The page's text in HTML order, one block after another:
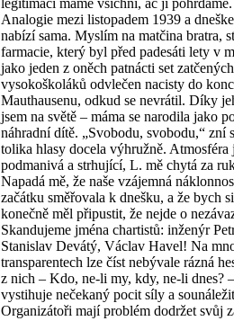
Analogie mezi listopadem 1939 a
nabízí sama. Myslím na matčina bratra,
farmacie, který byl před padesáti lety v
jako jeden z oněch patnácti set zatčených
vysokoškoláků odvlečen nacisty do
Mauthausenu, odkud se nevrátil. Díky
jsem na světě – máma se narodila jako
náhradní dítě. „Svobodu, svobodu,“ zní
tolika hlasy docela výhružně. Atmosféra
podmanivá a strhující, L. mě chytá za
Napadá mě, že naše vzájemná
začátku směřovala k dnešku, a že bych
konečně měl připustit, že nejde o
Skandujeme jména chartistů: inženýr
Stanislav Devátý, Václav Havel! Na
transparentech lze číst nebývale rázná
z nich – Kdo, ne-li my, kdy, ne-li dnes?
vystihuje nečekaný pocit síly a
Organizátoři mají problém dodržet svůj